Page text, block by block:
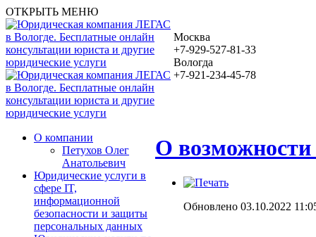
ОТКРЫТЬ МЕНЮ
Москва
+7-929-527-81-33
Вологда
+7-921-234-45-78
О компании
Петухов Олег
Анатольевич
Юридические услуги в
сфере IT,
информационной
безопасности и защиты
персональных данных
О возможности
Обновлено 03.10.2022